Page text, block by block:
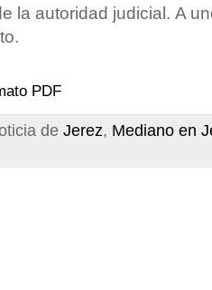
la autoridad judicial. A
PDF
de Jerez, Mediano en